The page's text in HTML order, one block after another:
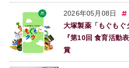
2026年05月08日
大塚製薬「もぐもぐ
『第10回 食育活動
賞